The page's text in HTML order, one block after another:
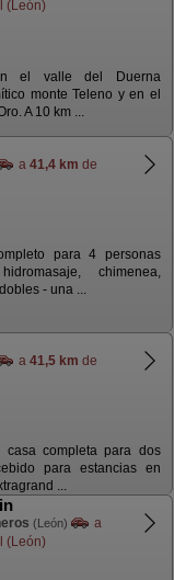
(León)
el valle del Duerna
monte Teleno y en el
A 10 km ...
a 41,4 km de
para 4 personas
chimenea,
- una ...
a 41,5 km de
casa completa para dos
para estancias en
...
(León)
a
(León)